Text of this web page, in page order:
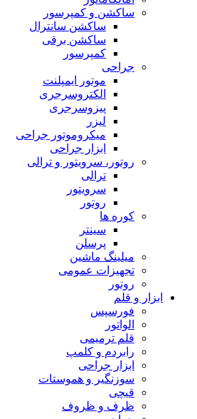
ساکشن و کمپرسور
ساکشن سانترال
ساکشن برقی
کمپرسور
جراحی
موتور ایمپلنت
الکتروسرجری
پیزوسرجری
لیزر
میکروموتور جراحی
ابزار جراحی
روتور، سرویتور و ترالی
ترالی
سرویتور
روتور
کوره ها
سینتر
پرسلن
میلینگ ماشین
تجهیزات عمومی
روتور
ابزار و قلم
فورسپس
الواتور
قلم ترمیمی
رابردم و کلمپ
ابزار جراحی
سوزنگیر و هموستات
قیچی
ظرف و ظروف